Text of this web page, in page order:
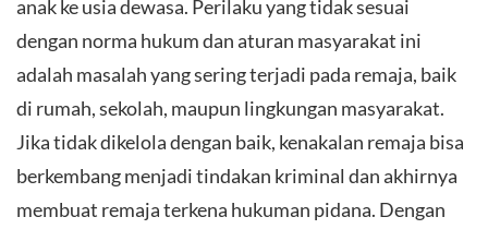
anak ke usia dewasa. Perilaku yang tidak sesuai
dengan norma hukum dan aturan masyarakat ini
adalah masalah yang sering terjadi pada remaja, baik
di rumah, sekolah, maupun lingkungan masyarakat.
Jika tidak dikelola dengan baik, kenakalan remaja bisa
berkembang menjadi tindakan kriminal dan akhirnya
membuat remaja terkena hukuman pidana. Dengan